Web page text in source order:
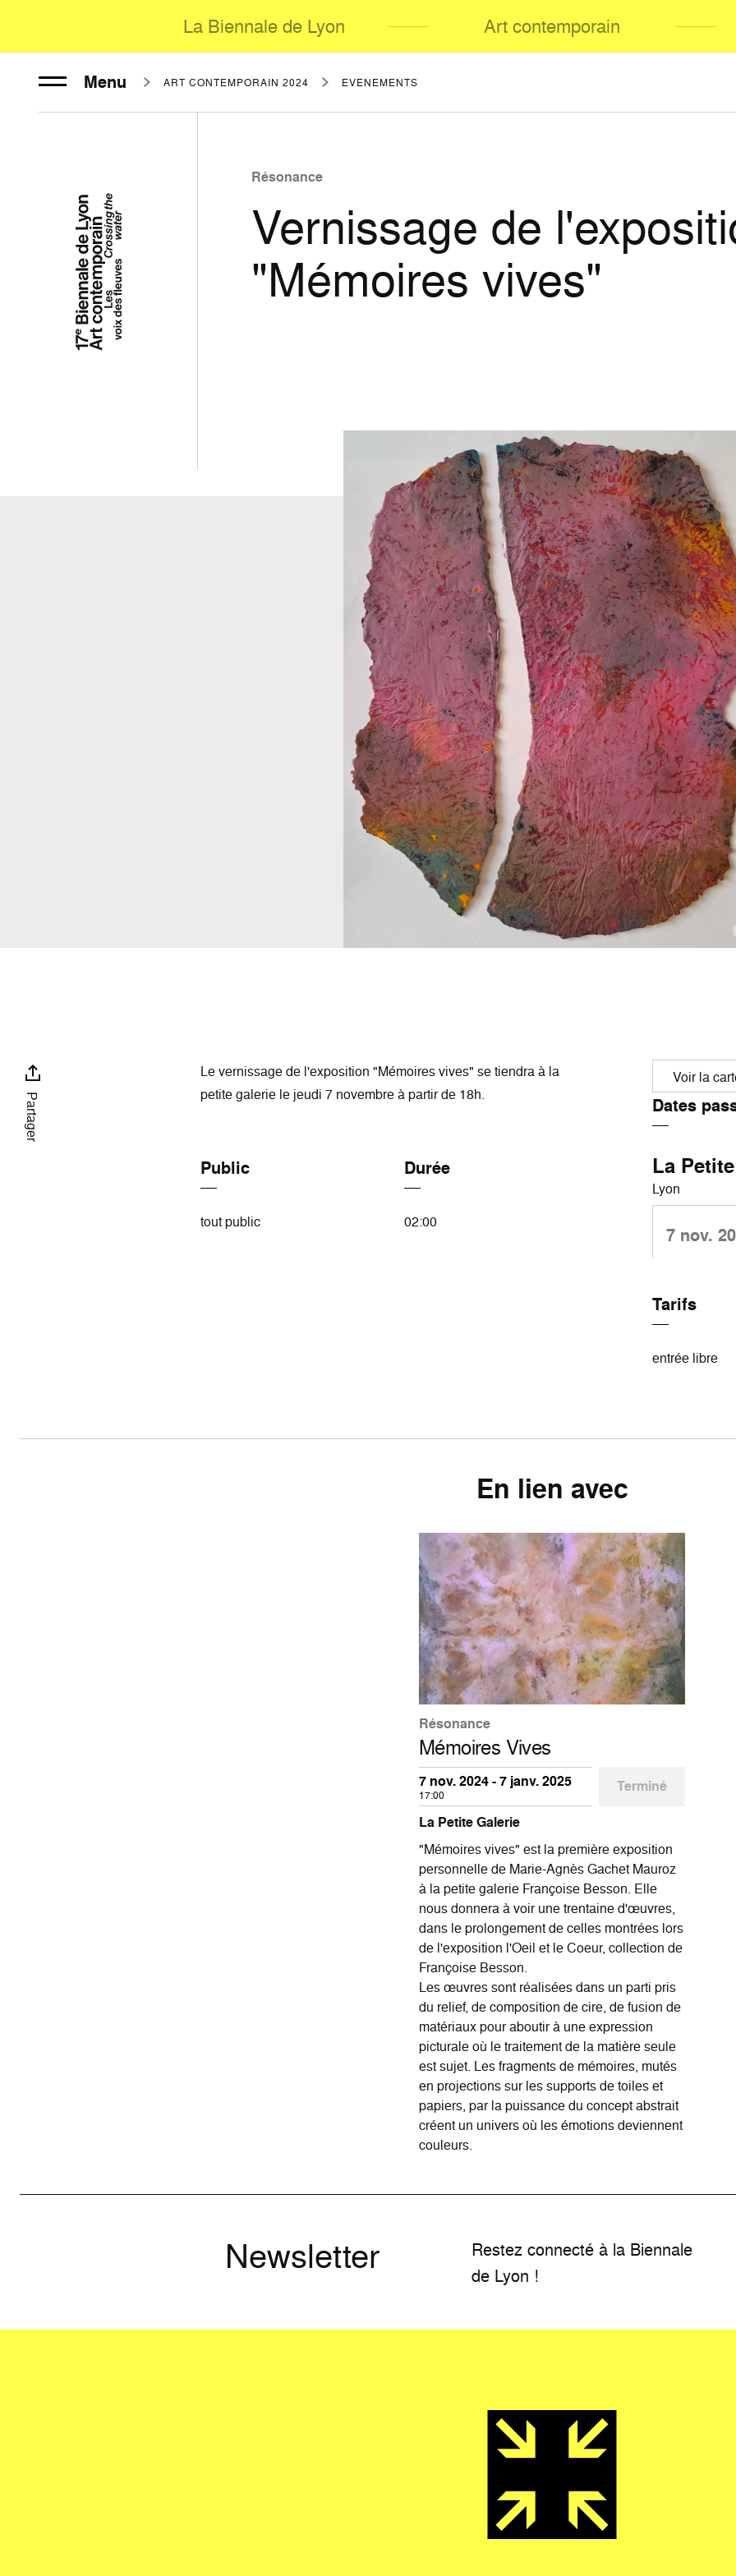
La Biennale de Lyon Art contemporain
Menu ART CONTEMPORAIN 2024 ÉVÈNEMENTS
Résonance
Vernissage de
"Mémoires vives"
Partager
Voir la
Dates
La
Lyon
7 nov.
Tarifs
entrée libre
Le vernissage de l'exposition "Mémoires vives" se tiendra à la
petite galerie le jeudi 7 novembre à partir de 18h.
Public
tout public
Durée
02:00
En lien avec
Résonance
Mémoires Vives
7 nov. 2024 - 7 janv. 2025
17:00
Terminé
La Petite Galerie
"Mémoires vives" est la première exposition
personnelle de Marie-Agnès Gachet Mauroz
à la petite galerie Françoise Besson. Elle
nous donnera à voir une trentaine d'œuvres,
dans le prolongement de celles montrées lors
de l'exposition l'Oeil et le Coeur, collection de
Françoise Besson.
Les œuvres sont réalisées dans un parti pris
du relief, de composition de cire, de fusion de
matériaux pour aboutir à une expression
picturale où le traitement de la matière seule
est sujet. Les fragments de mémoires, mutés
en projections sur les supports de toiles et
papiers, par la puissance du concept abstrait
créent un univers où les émotions deviennent
couleurs.
Newsletter
Restez connecté à la Biennale
de Lyon !